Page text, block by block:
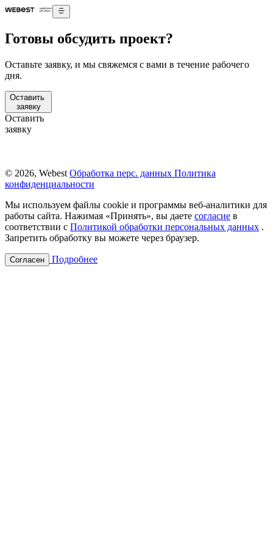
Готовы обсудить проект?
Оставьте заявку, и мы свяжемся с вами в течение рабочего
дня.
Оставить
заявку
Оставить
заявку
© 2026, Webest Обработка перс. данных Политика
конфиденциальности
Мы используем файлы cookie и программы веб-аналитики для
работы сайта. Нажимая «Принять», вы даете согласие в
соответствии с Политикой обработки персональных данных .
Запретить обработку вы можете через браузер.
Согласен Подробнее